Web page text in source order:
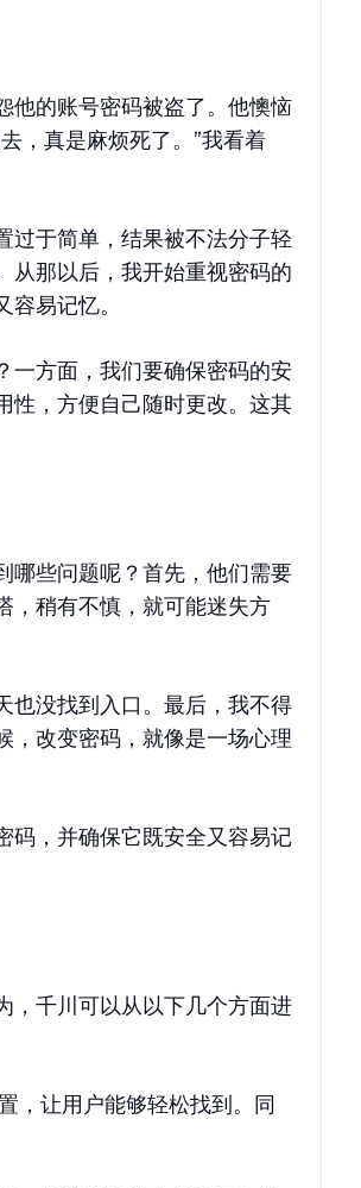
他的账号密码被盗了。他懊恼
，真是麻烦死了。”我看着
过于简单，结果被不法分子轻
从那以后，我开始重视密码的
易记忆。
一方面，我们要确保密码的安
性，方便自己随时更改。这其
哪些问题呢？首先，他们需要
，稍有不慎，就可能迷失方
也没找到入口。最后，我不得
，改变密码，就像是一场心理
码，并确保它既安全又容易记
，千川可以从以下几个方面进
，让用户能够轻松找到。同